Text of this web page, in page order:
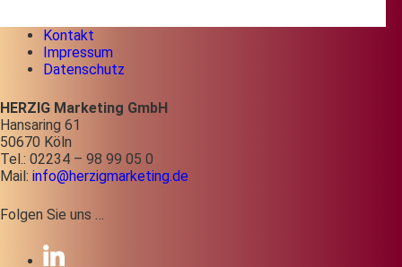
Kontakt
Impressum
Datenschutz
HERZIG Marketing GmbH
Hansaring 61
50670 Köln
Tel.: 02234 – 98 99 05 0
Mail: info@herzigmarketing.de
Folgen Sie uns …